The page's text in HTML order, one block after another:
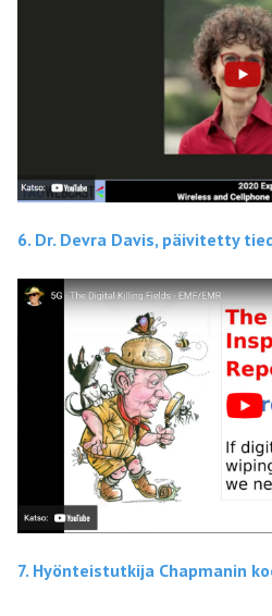
6. Dr. Devra Davis, päivitetty
7. Hyönteistutkija Chapmanin